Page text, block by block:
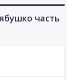
часть